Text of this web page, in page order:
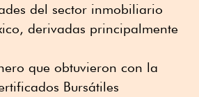
del sector inmobiliario
derivadas principalmente
que obtuvieron con la
Bursátiles